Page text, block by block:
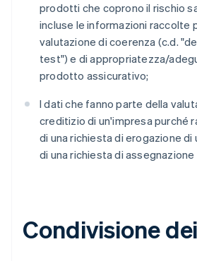
prodotti che coprono il rischio
incluse le informazioni raccolte
valutazione di coerenza (c.d.
test") e di appropriatezza/
prodotto assicurativo;
I dati che fanno parte della
creditizio di un'impresa purché
di una richiesta di erogazione di
di una richiesta di assegnazione
Condivisione